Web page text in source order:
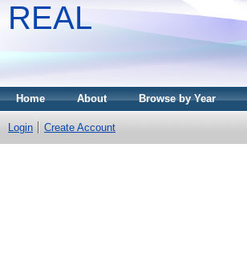
REAL
Home About Browse by Year
Login Create Account